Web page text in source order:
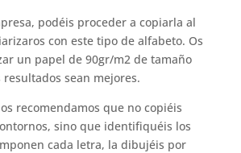
podéis proceder a copiarla al
con este tipo de alfabeto. Os
un papel de 90gr/m2 de tamaño
sean mejores.
recomendamos que no copiéis
sino que identifiquéis los
cada letra, la dibujéis por